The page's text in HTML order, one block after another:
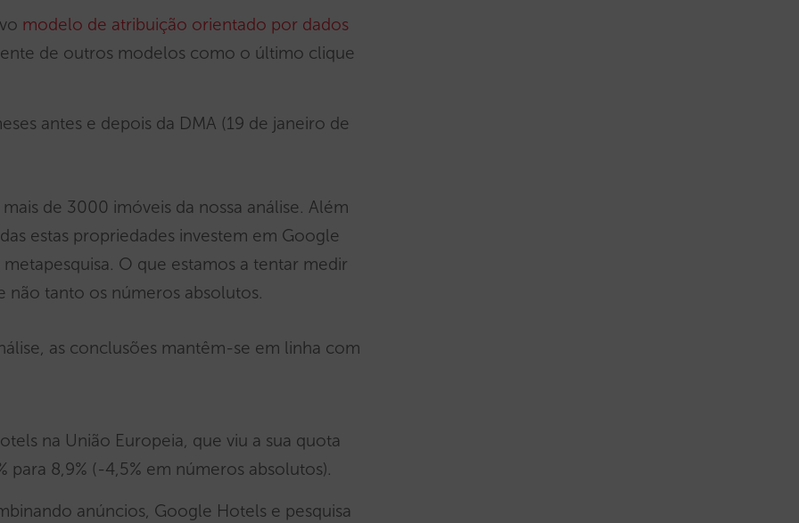
modelo de atribuição orientado por dados
de outros modelos como o último clique
antes e depois da DMA (19 de janeiro de
de 3000 imóveis da nossa análise. Além
estas propriedades investem em Google
O que estamos a tentar medir
tanto os números absolutos.
as conclusões mantêm-se em linha com
na União Europeia, que viu a sua quota
para 8,9% (-4,5% em números absolutos).
anúncios, Google Hotels e pesquisa